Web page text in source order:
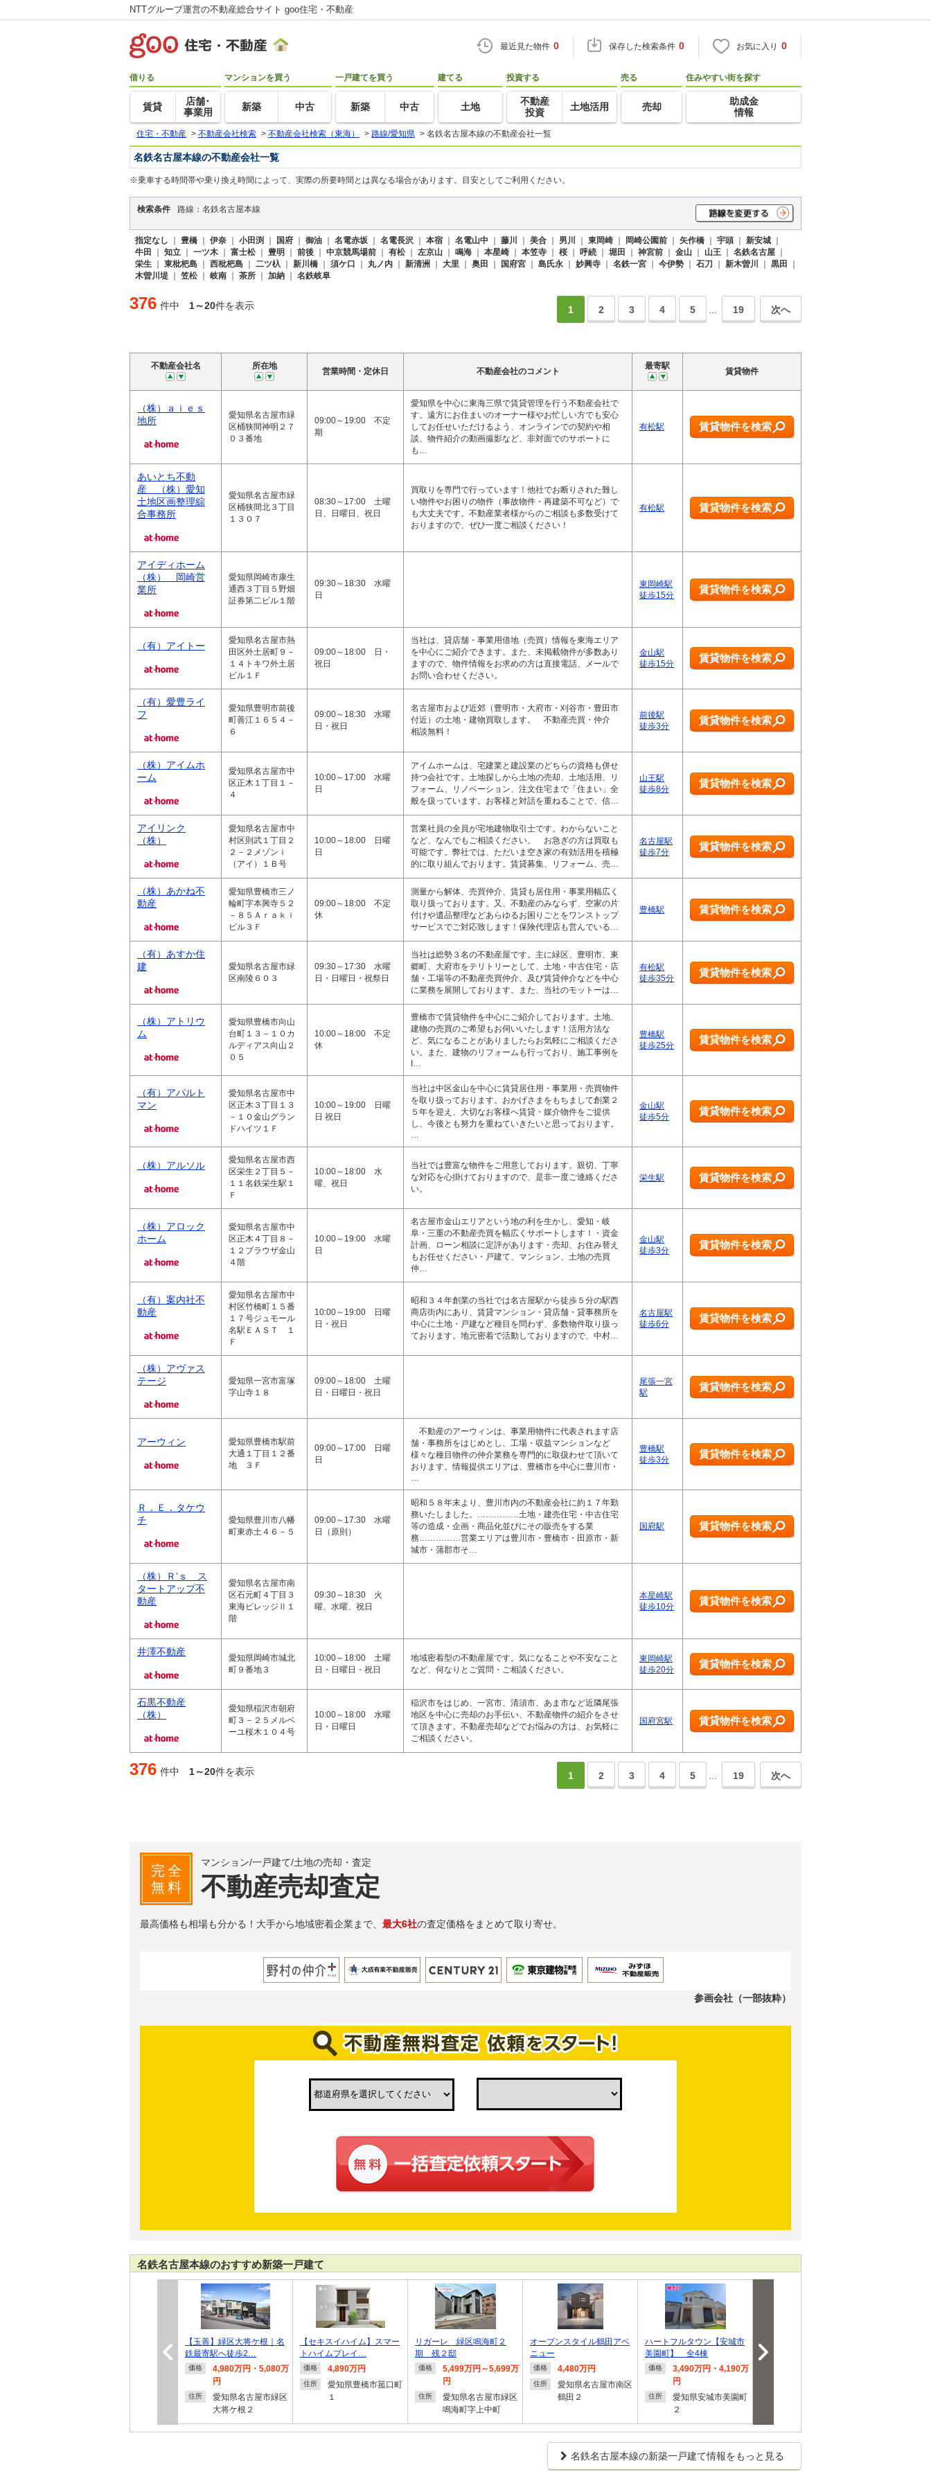
NTTグループ運営の不動産総合サイト goo住宅・不動産
最近見た物件 0 保存した検索条件 0 お気に入り 0
借りる
賃貸
店舗･
事業用
マンションを買う
新築 中古
一戸建てを買う
新築 中古
建てる
土地
投資する
不動産
投資
土地活用
売る
売却
住みやすい街を探す
助成金
情報
住宅・不動産 > 不動産会社検索 > 不動産会社検索（東海） > 路線/愛知県 > 名鉄名古屋本線の不動産会社一覧
名鉄名古屋本線の不動産会社一覧
※乗車する時間帯や乗り換え時間によって、実際の所要時間とは異なる場合があります。目安としてご利用ください。
検索条件 路線：名鉄名古屋本線
指定なし ｜ 豊橋 ｜ 伊奈 ｜ 小田渕 ｜ 国府 ｜ 御油 ｜ 名電赤坂 ｜ 名電長沢 ｜ 本宿 ｜ 名電山中 ｜ 藤川 ｜ 美合 ｜ 男川 ｜ 東岡崎 ｜ 岡崎公園前 ｜ 矢作橋 ｜ 宇頭 ｜ 新安城 ｜
牛田 ｜ 知立 ｜ 一ツ木 ｜ 富士松 ｜ 豊明 ｜ 前後 ｜ 中京競馬場前 ｜ 有松 ｜ 左京山 ｜ 鳴海 ｜ 本星崎 ｜ 本笠寺 ｜ 桜 ｜ 呼続 ｜ 堀田 ｜ 神宮前 ｜ 金山 ｜ 山王 ｜ 名鉄名古屋 ｜
栄生 ｜ 東枇杷島 ｜ 西枇杷島 ｜ 二ツ杁 ｜ 新川橋 ｜ 須ケ口 ｜ 丸ノ内 ｜ 新清洲 ｜ 大里 ｜ 奥田 ｜ 国府宮 ｜ 島氏永 ｜ 妙興寺 ｜ 名鉄一宮 ｜ 今伊勢 ｜ 石刀 ｜ 新木曽川 ｜ 黒田 ｜
木曽川堤 ｜ 笠松 ｜ 岐南 ｜ 茶所 ｜ 加納 ｜ 名鉄岐阜
376 件中 1～20件を表示 1 2 3 4 5 … 19 次へ
不動産会社名 所在地
営業時間・定休日 不動産会社のコメント
最寄駅
賃貸物件
（株）ａｉｅｓ
地所
愛知県名古屋市緑
区桶狭間神明２７
０３番地
09:00～19:00 不定
期
愛知県を中心に東海三県で賃貸管理を行う不動産会社で
す。遠方にお住まいのオーナー様やお忙しい方でも安心
してお任せいただけるよう、オンラインでの契約や相
談、物件紹介の動画撮影など、非対面でのサポートに
も…
有松駅 賃貸物件を検索
あいとち不動
産 （株）愛知
土地区画整理綜
合事務所
愛知県名古屋市緑
区桶狭間北３丁目
１３０７
08:30～17:00 土曜
日、日曜日、祝日
買取りを専門で行っています！他社でお断りされた難し
い物件やお困りの物件（事故物件・再建築不可など）で
も大丈夫です。不動産業者様からのご相談も多数受けて
おりますので、ぜひ一度ご相談ください！
有松駅 賃貸物件を検索
アイディホーム
（株） 岡崎営
業所
愛知県岡崎市康生
通西３丁目５野畑
証券第二ビル１階
09:30～18:30 水曜
日
東岡崎駅
徒歩15分
賃貸物件を検索
（有）アイトー
愛知県名古屋市熱
田区外土居町９－
１４トキワ外土居
ビル１Ｆ
09:00～18:00 日・
祝日
当社は、貸店舗・事業用借地（売買）情報を東海エリア
を中心にご紹介できます。また、未掲載物件が多数あり
ますので、物件情報をお求めの方は直接電話、メールで
お問い合わせください。
金山駅
徒歩15分
賃貸物件を検索
（有）愛豊ライ
フ
愛知県豊明市前後
町善江１６５４－
６
09:00～18:30 水曜
日・祝日
名古屋市および近郊（豊明市・大府市・刈谷市・豊田市
付近）の土地・建物買取します。 不動産売買・仲介
相談無料！
前後駅
徒歩3分
賃貸物件を検索
（株）アイムホ
ーム
愛知県名古屋市中
区正木１丁目１－
４
10:00～17:00 水曜
日
アイムホームは、宅建業と建設業のどちらの資格も併せ
持つ会社です。土地探しから土地の売却、土地活用、リ
フォーム、リノベーション、注文住宅まで「住まい」全
般を扱っています。お客様と対話を重ねることで、信…
山王駅
徒歩8分
賃貸物件を検索
アイリンク
（株）
愛知県名古屋市中
村区則武１丁目２
２－２メゾンｉ
（アイ）１Ｂ号
10:00～18:00 日曜
日
営業社員の全員が宅地建物取引士です。わからないこと
など、なんでもご相談ください。 お急ぎの方は買取も
可能です。弊社では、ただいま空き家の有効活用を積極
的に取り組んでおります。賃貸募集、リフォーム、売…
名古屋駅
徒歩7分
賃貸物件を検索
（株）あかね不
動産
愛知県豊橋市三ノ
輪町字本興寺５２
－８５Ａｒａｋｉ
ビル３Ｆ
09:00～18:00 不定
休
測量から解体、売買仲介、賃貸も居住用・事業用幅広く
取り扱っております。又、不動産のみならず、空家の片
付けや遺品整理などあらゆるお困りごとをワンストップ
サービスでご対応致します！保険代理店も営んでいる…
豊橋駅 賃貸物件を検索
（有）あすか住
建
愛知県名古屋市緑
区南陵６０３
09:30～17:30 水曜
日・日曜日・祝祭日
当社は総勢３名の不動産屋です。主に緑区、豊明市、東
郷町、大府市をテリトリーとして、土地・中古住宅・店
舗・工場等の不動産売買仲介、及び賃貸仲介などを中心
に業務を展開しております。また、当社のモットーは…
有松駅
徒歩35分
賃貸物件を検索
（株）アトリウ
ム
愛知県豊橋市向山
台町１３－１０カ
ルディアス向山２
０５
10:00～18:00 不定
休
豊橋市で賃貸物件を中心にご紹介しております。土地、
建物の売買のご希望もお伺いいたします！活用方法な
ど、気になることがありましたらお気軽にご相談くださ
い。また、建物のリフォームも行っており、施工事例を
I…
豊橋駅
徒歩25分
賃貸物件を検索
（有）アパルト
マン
愛知県名古屋市中
区正木３丁目１３
－１０金山グラン
ドハイツ１Ｆ
10:00～19:00 日曜
日 祝日
当社は中区金山を中心に賃貸居住用・事業用・売買物件
を取り扱っております。おかげさまをもちまして創業２
５年を迎え、大切なお客様へ賃貸・媒介物件をご提供
し、今後とも努力を重ねていきたいと思っております。
…
金山駅
徒歩5分
賃貸物件を検索
（株）アルソル
愛知県名古屋市西
区栄生２丁目５－
１１名鉄栄生駅１
Ｆ
10:00～18:00 水
曜、祝日
当社では豊富な物件をご用意しております。親切、丁寧
な対応を心掛けておりますので、是非一度ご連絡くださ
い。
栄生駅 賃貸物件を検索
（株）アロック
ホーム
愛知県名古屋市中
区正木４丁目８－
１２ブラウザ金山
４階
10:00～19:00 水曜
日
名古屋市金山エリアという地の利を生かし、愛知・岐
阜・三重の不動産売買を幅広くサポートします！・資金
計画、ローン相談に定評があります・売却、お住み替え
もお任せください・戸建て、マンション、土地の売買
仲…
金山駅
徒歩3分
賃貸物件を検索
（有）案内社不
動産
愛知県名古屋市中
村区竹橋町１５番
１７号ジュモール
名駅ＥＡＳＴ １
Ｆ
10:00～19:00 日曜
日・祝日
昭和３４年創業の当社では名古屋駅から徒歩５分の駅西
商店街内にあり、賃貸マンション・貸店舗・貸事務所を
中心に土地・戸建など種目を問わず、多数物件取り扱っ
ております。地元密着で活動しておりますので、中村…
名古屋駅
徒歩6分
賃貸物件を検索
（株）アヴァス
テージ
愛知県一宮市富塚
字山寺１８
09:00～18:00 土曜
日・日曜日・祝日
尾張一宮
駅
賃貸物件を検索
アーウィン
愛知県豊橋市駅前
大通１丁目１２番
地 ３Ｆ
09:00～17:00 日曜
日
不動産のアーウィンは、事業用物件に代表されます店
舗・事務所をはじめとし、工場・収益マンションなど
様々な種目物件の仲介業務を専門的に取扱わせて頂いて
おります。情報提供エリアは、豊橋市を中心に豊川市・
…
豊橋駅
徒歩3分
賃貸物件を検索
Ｒ．Ｅ．タケウ
チ
愛知県豊川市八幡
町東赤土４６－５
09:00～17:30 水曜
日（原則）
昭和５８年末より、豊川市内の不動産会社に約１７年勤
務いたしました。……………土地・建売住宅・中古住宅
等の造成・企画・商品化並びにその販売をする業
務……………営業エリアは豊川市・豊橋市・田原市・新
城市・蒲郡市そ…
国府駅 賃貸物件を検索
（株）Ｒ’ｓ ス
タートアップ不
動産
愛知県名古屋市南
区石元町４丁目３
東海ビレッジⅡ１
階
09:30～18:30 火
曜、水曜、祝日
本星崎駅
徒歩10分
賃貸物件を検索
井澤不動産
愛知県岡崎市城北
町９番地３
10:00～18:00 土曜
日・日曜日・祝日
地域密着型の不動産屋です。気になることや不安なこと
など、何なりとご質問・ご相談ください。
東岡崎駅
徒歩20分
賃貸物件を検索
石黒不動産
（株）
愛知県稲沢市朝府
町３－２５メルベ
ーユ桜木１０４号
10:00～18:00 水曜
日・日曜日
稲沢市をはじめ、一宮市、清須市、あま市など近隣尾張
地区を中心に売却のお手伝い、不動産物件の紹介をさせ
て頂きます。不動産売却などでお悩みの方は、お気軽に
ご相談ください。
国府宮駅 賃貸物件を検索
376 件中 1～20件を表示 1 2 3 4 5 … 19 次へ
完全
無料
マンション/一戸建て/土地の売却・査定
不動産売却査定
最高価格も相場も分かる！大手から地域密着企業まで、 最大6社の査定価格をまとめて取り寄せ。
参画会社（一部抜粋）
名鉄名古屋本線のおすすめ新築一戸建て
【玉善】緑区大将ケ根｜名
鉄最寄駅へ徒歩2…
価格
4,980万円・5,080万
円
住所
愛知県名古屋市緑区
大将ケ根２
【セキスイハイム】スマー
トハイムプレイ…
価格 4,890万円
住所
愛知県豊橋市菰口町
１
リガーレ 緑区鳴海町２
期 残２邸
価格
5,499万円～5,699万
円
住所
愛知県名古屋市緑区
鳴海町字上中町
オープンスタイル鶴田アベ
ニュー
価格 4,480万円
住所
愛知県名古屋市南区
鶴田２
ハートフルタウン【安城市
美園町】 全4棟
価格
3,490万円・4,190万
円
住所
愛知県安城市美園町
２
デン豊川市伊奈町…
名鉄名古屋本線の新築一戸建て情報をもっと見る